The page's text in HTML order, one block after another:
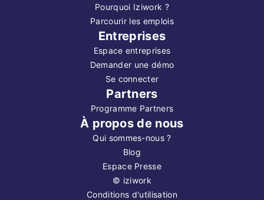
Pourquoi Iziwork ?
Parcourir les emplois
Entreprises
Espace entreprises
Demander une démo
Se connecter
Partners
Programme Partners
À propos de nous
Qui sommes-nous ?
Blog
Espace Presse
© iziwork
Conditions d'utilisation